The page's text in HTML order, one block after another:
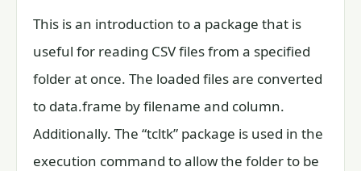
This is an introduction to a package that is
useful for reading CSV files from a specified
folder at once. The loaded files are converted
to data.frame by filename and column.
Additionally. The “tcltk” package is used in the
execution command to allow the folder to be